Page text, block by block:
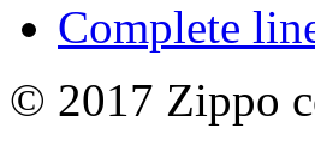
Complete
© 2017 Zippo